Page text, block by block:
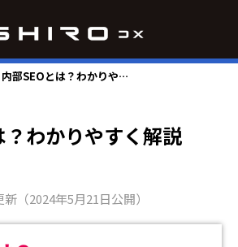
内部SEOとは？わかりやすく解説
？わかりやすく解説
（2024年5月21日公開）